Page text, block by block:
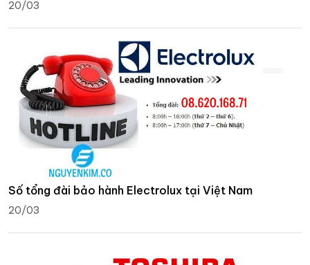
20/03
Số tổng đài bảo hành Electrolux tại Việt Nam
20/03